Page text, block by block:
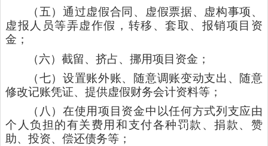
（五）通过虚假合同、虚假票据、虚构事项、
虚报人员等弄虚作假，转移、套取、报销项目资
金；
（六）截留、挤占、挪用项目资金；
（七）设置账外账、随意调账变动支出、随意
修改记账凭证、提供虚假财务会计资料等；
（八）在使用项目资金中以任何方式列支应由
个人负担的有关费用和支付各种罚款、捐款、赞
助、投资、偿还债务等；